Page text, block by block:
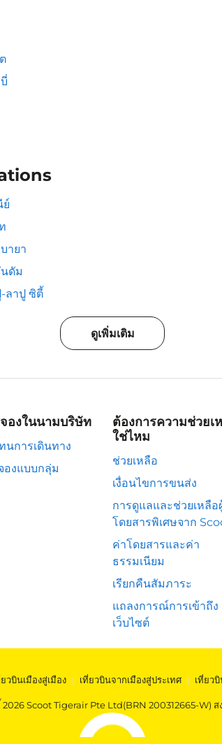
ายา
ดัม
ลาปู ซิตี้
ดูเพิ่มเติม
องในนามบริษัท
นการเดินทาง
องแบบกลุ่ม
ต้องการความช่วยเ
ใช่ไหม
ช่วยเหลือ
เงื่อนไขการขนส่ง
การดูแลและช่วยเหลือ
โดยสารพิเศษจาก
ค่าโดยสารและค่า
ธรรมเนียม
เรียกคืนสัมภาระ
แถลงการณ์การเข้าถึง
เว็บไซต์
ยวบินเมืองสู่เมือง | เที่ยวบินจากเมืองสู่ประเทศ | เที่ยว
Scoot Tigerair Pte Ltd(BRN 200312665-W)